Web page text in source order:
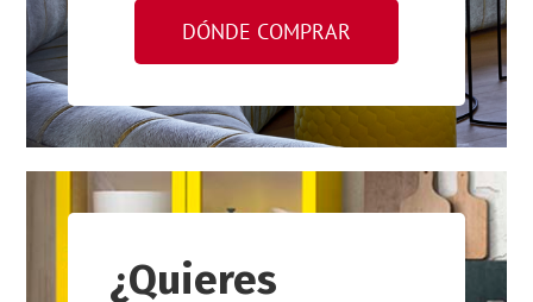
DÓNDE COMPRAR
¿Quieres